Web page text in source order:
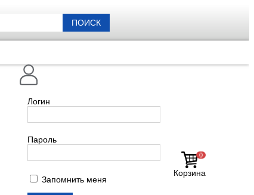
ПОИСК
0
Корзина
Логин
Пароль
Запомнить меня